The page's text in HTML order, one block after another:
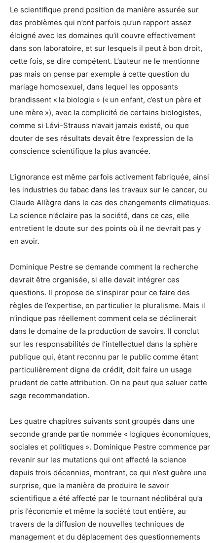
Le scientifique prend position de manière assurée sur
des problèmes qui n’ont parfois qu’un rapport assez
éloigné avec les domaines qu’il couvre effectivement
dans son laboratoire, et sur lesquels il peut à bon droit,
cette fois, se dire compétent. L’auteur ne le mentionne
pas mais on pense par exemple à cette question du
mariage homosexuel, dans lequel les opposants
brandissent « la biologie » (« un enfant, c’est un père et
une mère »), avec la complicité de certains biologistes,
comme si Lévi-Strauss n’avait jamais existé, ou que
douter de ses résultats devait être l’expression de la
conscience scientifique la plus avancée.
L’ignorance est même parfois activement fabriquée, ainsi
les industries du tabac dans les travaux sur le cancer, ou
Claude Allègre dans le cas des changements climatiques.
La science n’éclaire pas la société, dans ce cas, elle
entretient le doute sur des points où il ne devrait pas y
en avoir.
Dominique Pestre se demande comment la recherche
devrait être organisée, si elle devait intégrer ces
questions. Il propose de s’inspirer pour ce faire des
règles de l’expertise, en particulier le pluralisme. Mais il
n’indique pas réellement comment cela se déclinerait
dans le domaine de la production de savoirs. Il conclut
sur les responsabilités de l’intellectuel dans la sphère
publique qui, étant reconnu par le public comme étant
particulièrement digne de crédit, doit faire un usage
prudent de cette attribution. On ne peut que saluer cette
sage recommandation.
Les quatre chapitres suivants sont groupés dans une
seconde grande partie nommée « logiques économiques,
sociales et politiques ». Dominique Pestre commence par
revenir sur les mutations qui ont affecté la science
depuis trois décennies, montrant, ce qui n’est guère une
surprise, que la manière de produire le savoir
scientifique a été affecté par le tournant néolibéral qu’a
pris l’économie et même la société tout entière, au
travers de la diffusion de nouvelles techniques de
management et du déplacement des questionnements